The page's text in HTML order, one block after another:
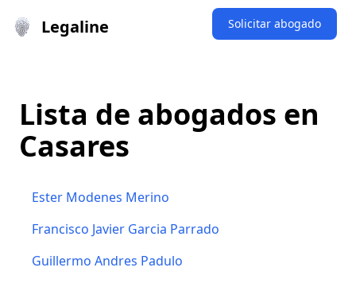
Legaline Solicitar abogado
Lista de abogados en
Casares
Ester Modenes Merino
Francisco Javier Garcia Parrado
Guillermo Andres Padulo